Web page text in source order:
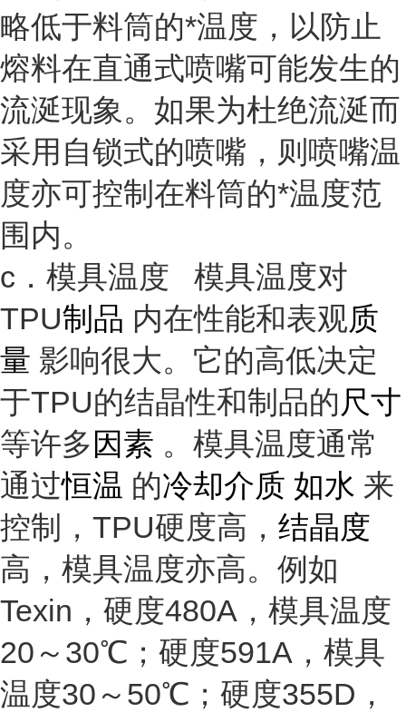
略低于料筒的*温度，以防止
熔料在直通式喷嘴可能发生的
流涎现象。如果为杜绝流涎而
采用自锁式的喷嘴，则喷嘴温
度亦可控制在料筒的*温度范
围内。
c．模具温度 模具温度对
TPU制品 内在性能和表观质
量 影响很大。它的高低决定
于TPU的结晶性和制品的 尺寸
等许多 因素 。模具温度通常
通过恒温 的冷却介质 如水 来
控制，TPU硬度高， 结晶度
高，模具温度亦高。例如
Texin，硬度480A，模具温度
20～30℃；硬度591A，模具
温度30～50℃；硬度355D，